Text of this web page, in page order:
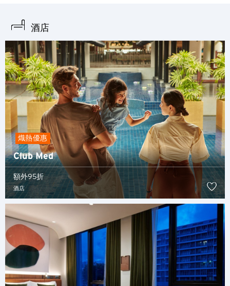
酒店
熾熱優惠
Club Med
額外95折
酒店